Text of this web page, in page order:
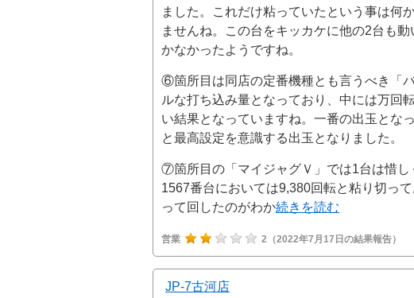
ました。これだけ粘っていたという事は何
ませんね。この台をキッカケに他の2台も
かなかったようですね。
⑥箇所目は同店の定番機種とも言うべき「
ルな打ち込み量となっており、中には万回
い結果となっていますね。一番の出玉とな
と最高設定を意識する出玉となりました。
⑦箇所目の「マイジャグＶ」では1台は惜
1567番台においては9,380回転と粘り切っ
って回したのがわか続きを読む
営業 2 （2022年7月17日の結果報告）
JP-7古河店